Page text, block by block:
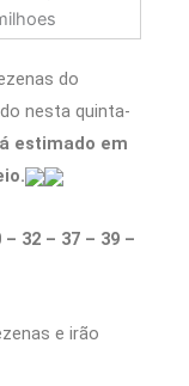
do
nesta quinta-
estimado em
32 – 37 – 39 –
e irão